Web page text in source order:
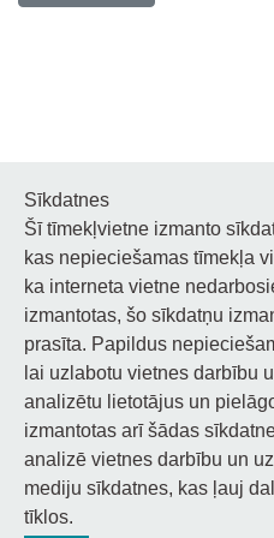
Noderīgi
Privātuma politika
Sīkdatņu privātuma politika
Piekļūstamība
Sīkdatnes
Šī tīmekļvietne izmanto
kas nepieciešamas tīmekļa
ka interneta vietne
izmantotas, šo sīkdatņu
prasīta. Papildus
lai uzlabotu vietnes darbību
analizētu lietotājus un
izmantotas arī šādas
analizē vietnes darbību un
mediju sīkdatnes, kas ļauj
tīklos.